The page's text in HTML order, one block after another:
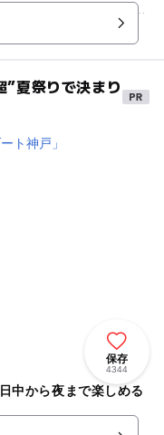
エリ
”夏祭りで決まり
保存
4344
中から夜まで楽しめる